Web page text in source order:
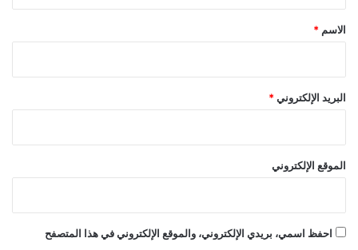
*
الاسم *
البريد الإلكتروني *
الموقع الإلكتروني
احفظ اسمي، بريدي الإلكتروني، والموقع الإلكتروني في هذا المتصفح